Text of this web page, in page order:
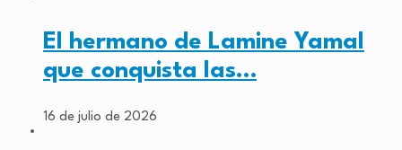
El hermano de Lamine Yamal
que conquista las…
16 de julio de 2026